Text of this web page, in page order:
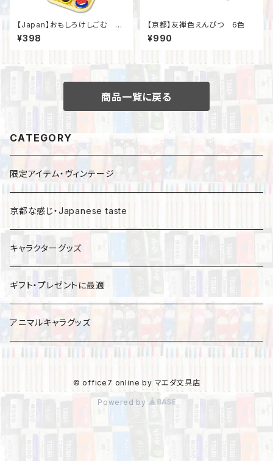
【Japan】おもしろけしごむ 回
転寿司
¥398
【京都】友禅色えんぴつ 6色
¥990
商品一覧に戻る
CATEGORY
限定アイテム・ヴィンテージ
京都な感じ・Japanese taste
キャラクターグッズ
ギフト・プレゼントに最適
アニマルキャラグッズ
© office7 online by マエダ文具店
Powered by